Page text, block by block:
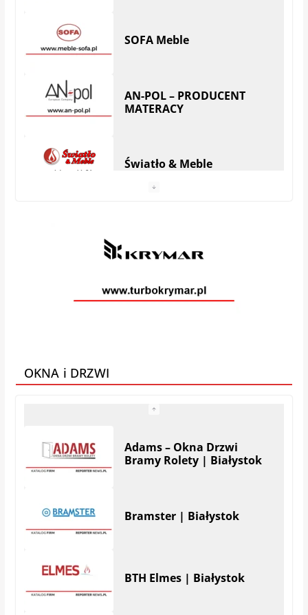
AN-POL – PRODUCENT
MATERACY
Światło & Meble
Anhel Producent materacy
Galeria Mebli AMS
OKNA i DRZWI
Bramster | Białystok
BTH Elmes | Białystok
A.J. Okna s.c. | Skrybicze